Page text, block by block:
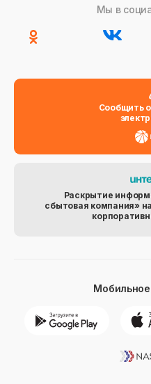
Мы в
Сообщить
Раскрытие
сбытовая компания»